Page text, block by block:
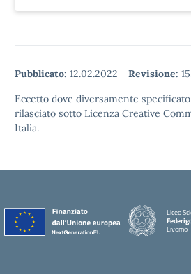
Pubblicato: 12.02.2022 - Revisione:
Eccetto dove diversamente
rilasciato sotto Licenza Creative
Italia.
Liceo
Livorno